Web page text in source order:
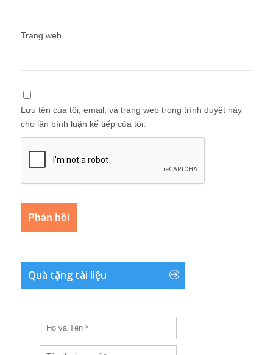
Trang web
Lưu tên của tôi, email, và trang web trong trình duyệt này
cho lần bình luận kế tiếp của tôi.
Quà tặng tài liệu